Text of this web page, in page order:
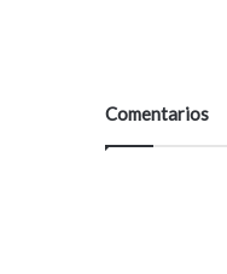
Comentarios